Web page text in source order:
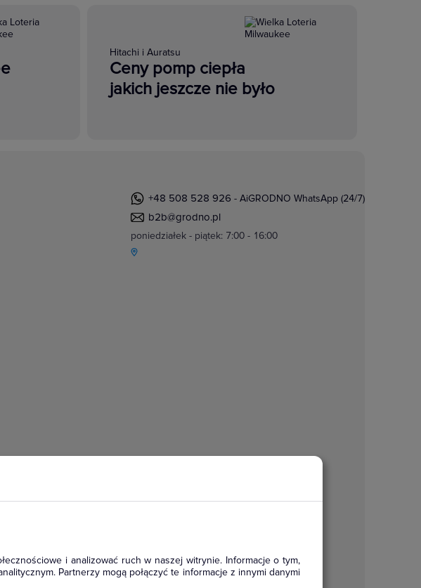
i analizować ruch w naszej witrynie. Informacje o tym,
Partnerzy mogą połączyć te informacje z innymi danymi
Hitachi i Auratsu
Ceny pomp ciepła
jakich jeszcze nie było
+48 508 528 926 - AiGRODNO WhatsApp (24/7)
b2b@grodno.pl
poniedziałek - piątek: 7:00 - 16:00